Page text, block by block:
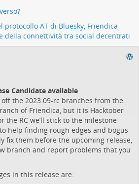
Candidate available
the 2023.09-rc branches from the
of Friendica, but it is Hacktober
the RC we’ll stick to the milestone
help finding rough edges and bogus
fix them before the upcoming release,
branch and report problems that you
in this release are: